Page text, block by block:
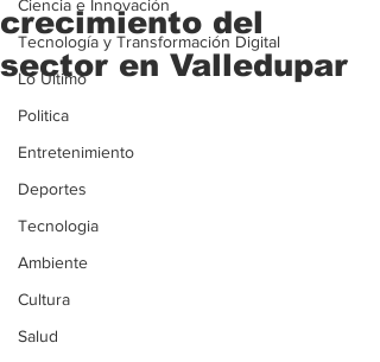
Ciencia e Innovación
Tecnología y Transformación Digital
Lo Ultimo
Politica
Entretenimiento
Deportes
Tecnologia
Ambiente
Cultura
Salud
crecimiento del
sector en Valledupar